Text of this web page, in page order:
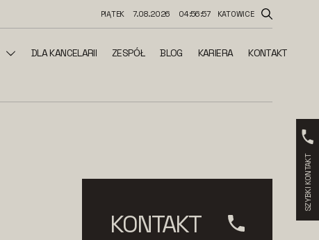
PIĄTEK 7.08.2026 04:56:58 KATOWICE
DLA KANCELARII ZESPÓŁ BLOG KARIERA KONTAKT
KONTAKT
SZYBKI KONTAKT